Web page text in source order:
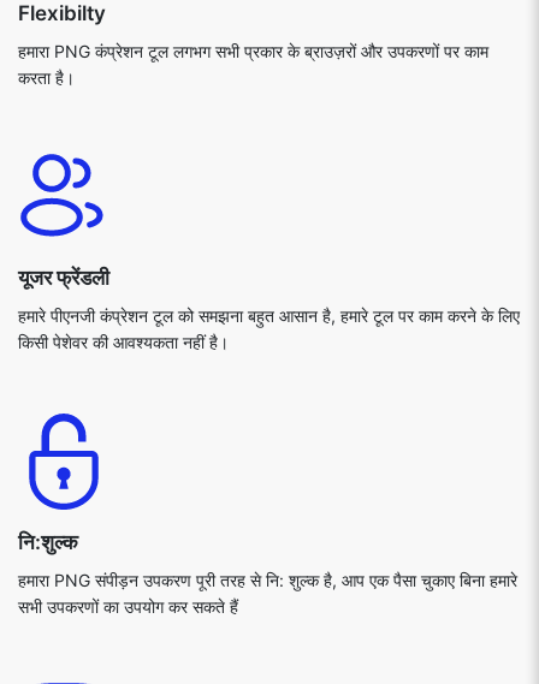
Flexibilty
हमारा PNG कंप्रेशन टूल लगभग सभी प्रकार के ब्राउज़रों और उपकरणों पर काम
करता है।
यूजर फ्रेंडली
हमारे पीएनजी कंप्रेशन टूल को समझना बहुत आसान है, हमारे टूल पर काम करने के लिए
किसी पेशेवर की आवश्यकता नहीं है।
नि:शुल्क
हमारा PNG संपीड़न उपकरण पूरी तरह से नि: शुल्क है, आप एक पैसा चुकाए बिना हमारे
सभी उपकरणों का उपयोग कर सकते हैं